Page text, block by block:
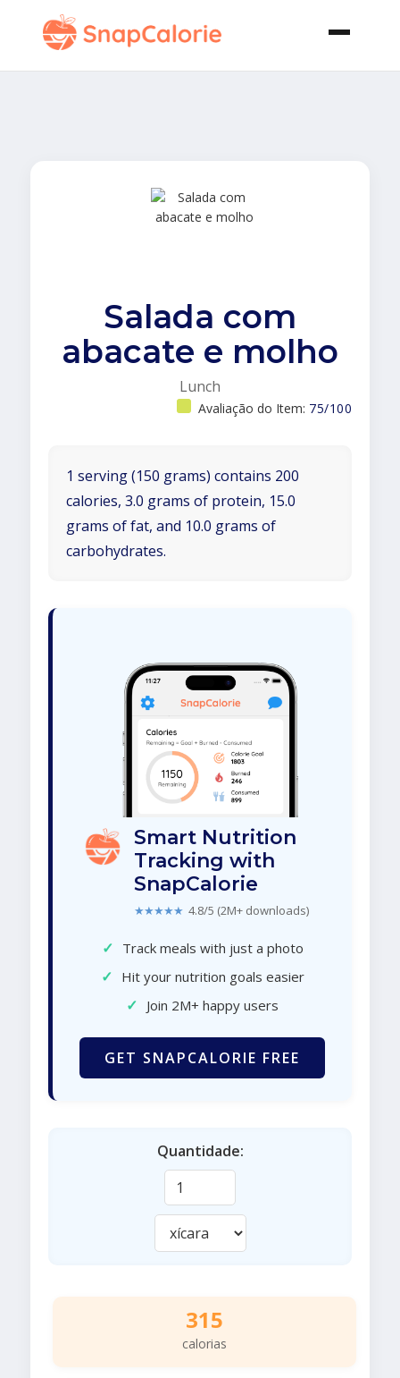
Salada com
abacate e molho
Lunch
Avaliação do Item: 75/100
1 serving (150 grams) contains 200
calories, 3.0 grams of protein, 15.0
grams of fat, and 10.0 grams of
carbohydrates.
Smart Nutrition
Tracking with
SnapCalorie
★★★★★ 4.8/5 (2M+ downloads)
✓ Track meals with just a photo
✓ Hit your nutrition goals easier
✓ Join 2M+ happy users
GET SNAPCALORIE FREE
Quantidade:
315
calorias